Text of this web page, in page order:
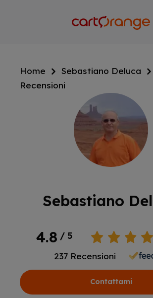
Home
Sebastiano Deluca
Recensioni
Sebastiano
4.8 / 5
237Recensioni
Contattami